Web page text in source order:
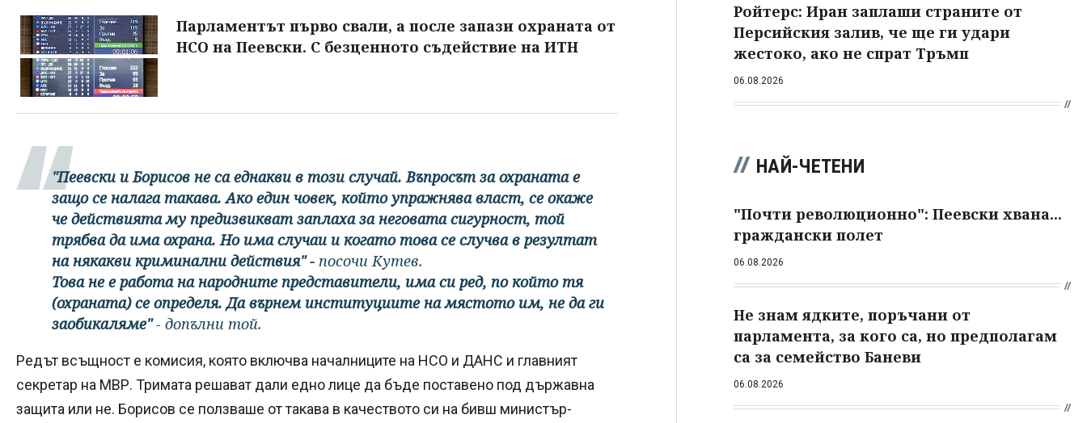
Парламентът първо свали, а после запази охраната от
НСО на Пеевски. С безценното съдействие на ИТН
"Пеевски и Борисов не са еднакви в този случай. Въпросът за охраната е
защо се налага такава. Ако един човек, който упражнява власт, се окаже
че действията му предизвикват заплаха за неговата сигурност, той
трябва да има охрана. Но има случаи и когато това се случва в резултат
на някакви криминални действия" - посочи Кутев.
Това не е работа на народните представители, има си ред, по който тя
(охраната) се определя. Да върнем институциите на мястото им, не да ги
заобикаляме"- допълни той.
Редът всъщност е комисия, която включва началниците на НСО и ДАНС и главният
секретар на МВР. Тримата решават дали едно лице да бъде поставено под държавна
защита или не. Борисов се ползваше от такава в качеството си на бивш министър-
Ройтерс: Иран заплаши страните от
Персийския залив, че ще ги удари
жестоко, ако не спрат Тръмп
06.08.2026
НАЙ-ЧЕТЕНИ
"Почти революционно": Пеевски хвана...
граждански полет
06.08.2026
Не знам ядките, поръчани от
парламента, за кого са, но предполагам
са за семейство Баневи
06.08.2026